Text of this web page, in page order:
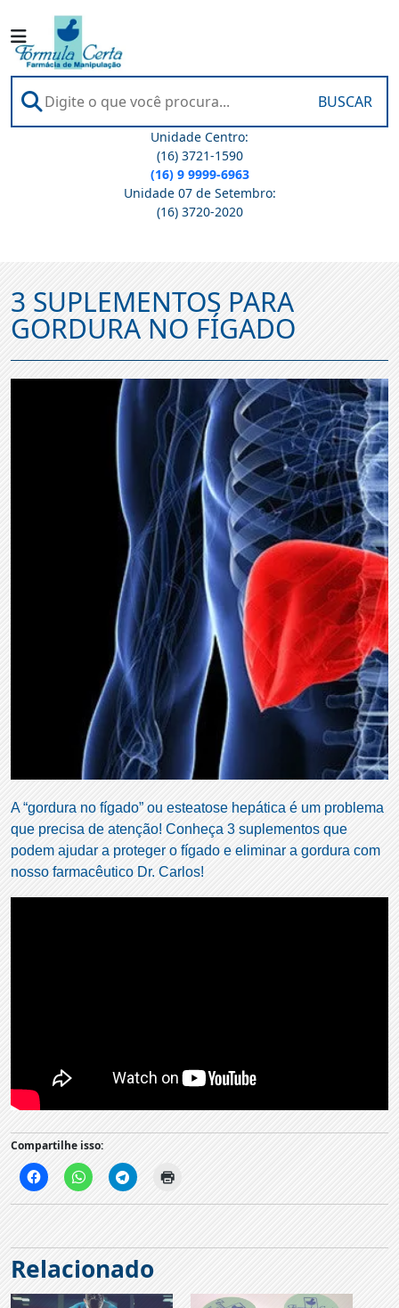
BUSCAR
Unidade Centro:
(16) 3721-1590
(16) 9 9999-6963
Unidade 07 de Setembro:
(16) 3720-2020
3 SUPLEMENTOS PARA
GORDURA NO FÍGADO
A “gordura no fígado” ou esteatose hepática é um problema
que precisa de atenção! Conheça 3 suplementos que
podem ajudar a proteger o fígado e eliminar a gordura com
nosso farmacêutico Dr. Carlos!
Compartilhe isso:
Relacionado